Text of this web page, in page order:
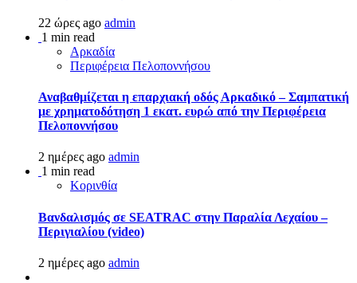
22 ώρες ago admin
1 min read
Αρκαδία
Περιφέρεια Πελοποννήσου
Αναβαθμίζεται η επαρχιακή οδός Αρκαδικό – Σαμπατική
με χρηματοδότηση 1 εκατ. ευρώ από την Περιφέρεια
Πελοποννήσου
2 ημέρες ago admin
1 min read
Κορινθία
Βανδαλισμός σε SEATRAC στην Παραλία Λεχαίου –
Περιγιαλίου (video)
2 ημέρες ago admin